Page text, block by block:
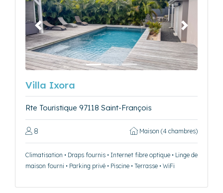
Précédent Suivant
Villa Ixora
Rte Touristique 97118 Saint-François
8 Maison (4 chambres)
Climatisation • Draps fournis • Internet fibre optique • Linge de
maison fourni • Parking privé • Piscine • Terrasse • WiFi